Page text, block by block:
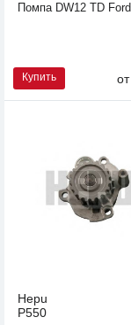
Помпа DW12 TD Ford
Купить от
Hepu
P550